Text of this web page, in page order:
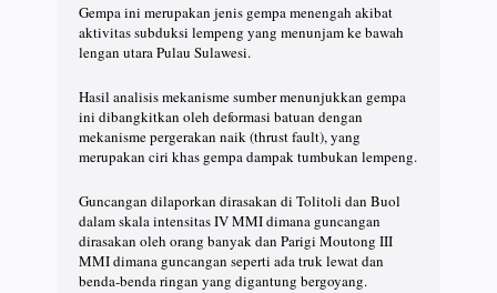
Gempa ini merupakan jenis gempa menengah akibat
aktivitas subduksi lempeng yang menunjam ke bawah
lengan utara Pulau Sulawesi.
Hasil analisis mekanisme sumber menunjukkan gempa
ini dibangkitkan oleh deformasi batuan dengan
mekanisme pergerakan naik (thrust fault), yang
merupakan ciri khas gempa dampak tumbukan lempeng.
Guncangan dilaporkan dirasakan di Tolitoli dan Buol
dalam skala intensitas IV MMI dimana guncangan
dirasakan oleh orang banyak dan Parigi Moutong III
MMI dimana guncangan seperti ada truk lewat dan
benda-benda ringan yang digantung bergoyang.